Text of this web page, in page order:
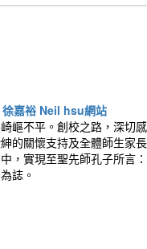
嶇不平。創校之路，深切
的關懷支持及全體師生家
，實現至聖先師孔子所言
誌。